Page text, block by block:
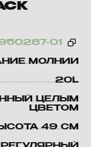
01
МОЛНИИ
20L
ЦЕЛЫМ
ЦВЕТОМ
49 СМ